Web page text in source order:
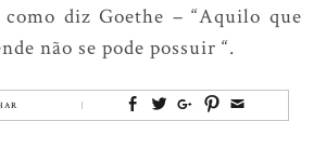
diz Goethe – “Aquilo que
não se pode possuir “.